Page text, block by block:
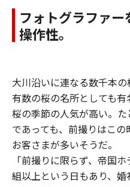
フォトグラファー
操作性。
大川沿いに連なる数千本
有数の桜の名所としても有
桜の季節の人気が高い。
であっても、前撮りはこ
お客さまが多いそうだ。
「前撮りに限らず、帝国
組以上という日もあり、